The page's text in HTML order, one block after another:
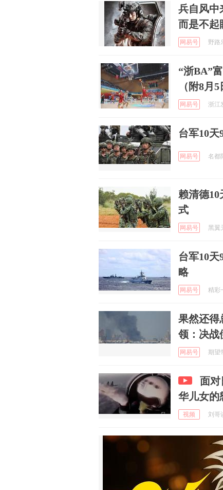
兵自风中
而是不起
网易号 野路
“浙BA”
（附8月5
网易号 浙江
台军10
网易号 名都
赖清德
式
网易号 黑翼
台军10
略
网易号 精彩
果然还得
领：决战
网易号 期望
面对
华儿女的
视频 刘哥